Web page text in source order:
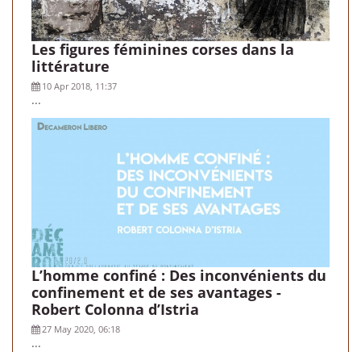
Les figures féminines corses dans la
littérature
10 Apr 2018, 11:37
...
L’homme confiné : Des inconvénients du
confinement et de ses avantages -
Robert Colonna d’Istria
27 May 2020, 06:18
...